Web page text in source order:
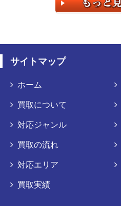
サイトマップ
ホーム
買取について
対応ジャンル
買取の流れ
対応エリア
買取実績